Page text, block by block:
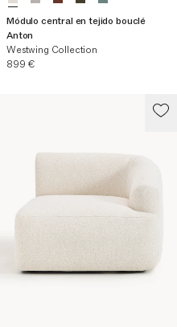
Módulo central en tejido bouclé
Anton
Westwing Collection
Precio actual
899 €